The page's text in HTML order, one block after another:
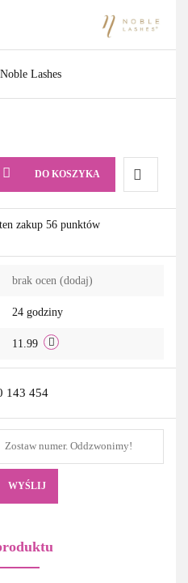
Noble Lashes
DO KOSZYKA
Do
zakup 56 punktów
brak ocen (dodaj)
24 godziny
11.99
143 454
WYŚLIJ